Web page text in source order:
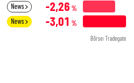
News -2,26 %
News -3,01 %
Börse: Tradegate